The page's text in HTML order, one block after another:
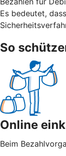
Es bedeutet,
So
Online
Beim